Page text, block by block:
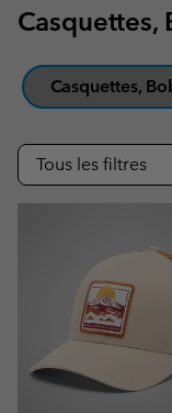
Casquettes,
Casquettes,
Tous les filtres